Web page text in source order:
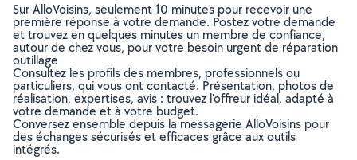
Sur AlloVoisins, seulement 10 minutes pour recevoir une
première réponse à votre demande. Postez votre demande
et trouvez en quelques minutes un membre de confiance,
autour de chez vous, pour votre besoin urgent de réparation
outillage
Consultez les profils des membres, professionnels ou
particuliers, qui vous ont contacté. Présentation, photos de
réalisation, expertises, avis : trouvez l'offreur idéal, adapté à
votre demande et à votre budget.
Conversez ensemble depuis la messagerie AlloVoisins pour
des échanges sécurisés et efficaces grâce aux outils
intégrés.